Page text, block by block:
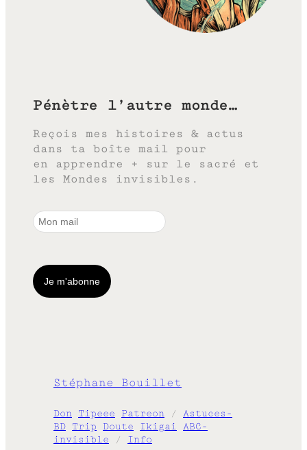
Pénètre l’autre monde…
Reçois mes histoires & actus
dans ta boîte mail pour
en apprendre + sur le sacré et
les Mondes invisibles.
Stéphane Bouillet
Don Tipeee Patreon / Astuces-
BD Trip Doute Ikigai ABC-
invisible / Info